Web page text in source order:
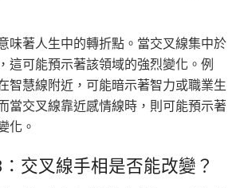
味著人生中的轉折點。當交叉線集中於
這可能預示著該領域的強烈變化。例
智慧線附近，可能暗示著智力或職業生
當交叉線靠近感情線時，則可能預示著
化。
交叉線手相是否能改變？